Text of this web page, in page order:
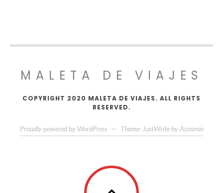
MALETA DE VIAJES
COPYRIGHT 2020 MALETA DE VIAJES. ALL RIGHTS
RESERVED.
Proudly powered by WordPress — Theme: JustWrite by Acosmin